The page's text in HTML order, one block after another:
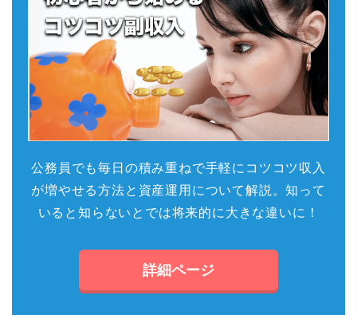
公務員でも毎日の積み重ねで手軽にコツコツ収入
が増やせる方法と資産運用について解説。知って
いると知らないとでは将来的に大きな違いに！
詳細ページ